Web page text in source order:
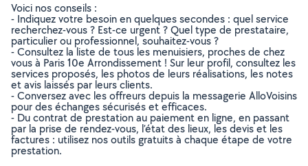
Voici nos conseils :
- Indiquez votre besoin en quelques secondes : quel service
recherchez-vous ? Est-ce urgent ? Quel type de prestataire,
particulier ou professionnel, souhaitez-vous ?
- Consultez la liste de tous les menuisiers, proches de chez
vous à Paris 10e Arrondissement ! Sur leur profil, consultez les
services proposés, les photos de leurs réalisations, les notes
et avis laissés par leurs clients.
- Conversez avec les offreurs depuis la messagerie AlloVoisins
pour des échanges sécurisés et efficaces.
- Du contrat de prestation au paiement en ligne, en passant
par la prise de rendez-vous, l’état des lieux, les devis et les
factures : utilisez nos outils gratuits à chaque étape de votre
prestation.